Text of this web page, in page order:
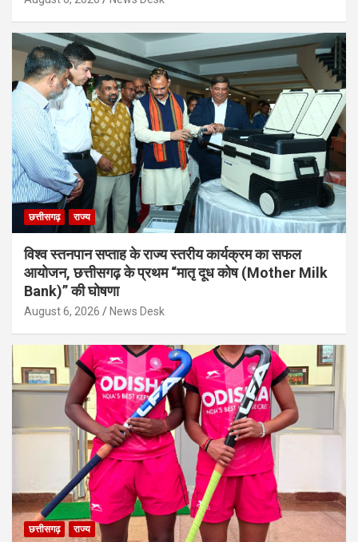
छत्तीसगढ़ राज्य
विश्व स्तनपान सप्ताह के राज्य स्तरीय कार्यक्रम का सफल
आयोजन, छत्तीसगढ़ के प्रथम “मातृ दूध कोष (Mother Milk
Bank)” की घोषणा
August 6, 2026 News Desk
छत्तीसगढ़ राज्य